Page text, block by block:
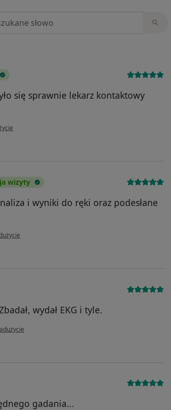
opiniach
się sprawnie lekarz kontaktowy
Małgorzata
wizyty
i wyniki do ręki oraz podesłane
Adam Wychowaniec
wydał EKG i tyle.
Monika
gadania...